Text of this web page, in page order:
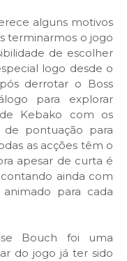
alguns motivos
terminarmos o jogo
de escolher
logo desde o
derrotar o Boss
para explorar
Kebako com os
de pontuação para
as acções têm o
apesar de curta é
ainda com
para cada
Bouch foi uma
do jogo já ter sido